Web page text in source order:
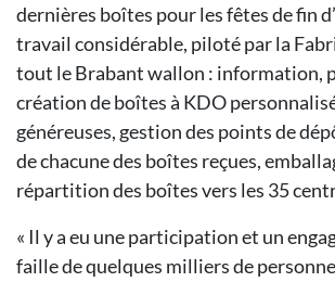
dernières boîtes pour les fêtes de fin
travail considérable, piloté par la
tout le Brabant wallon : information,
création de boîtes à KDO
généreuses, gestion des points de
de chacune des boîtes reçues,
répartition des boîtes vers les 35
« Il y a eu une participation et un
faille de quelques milliers de